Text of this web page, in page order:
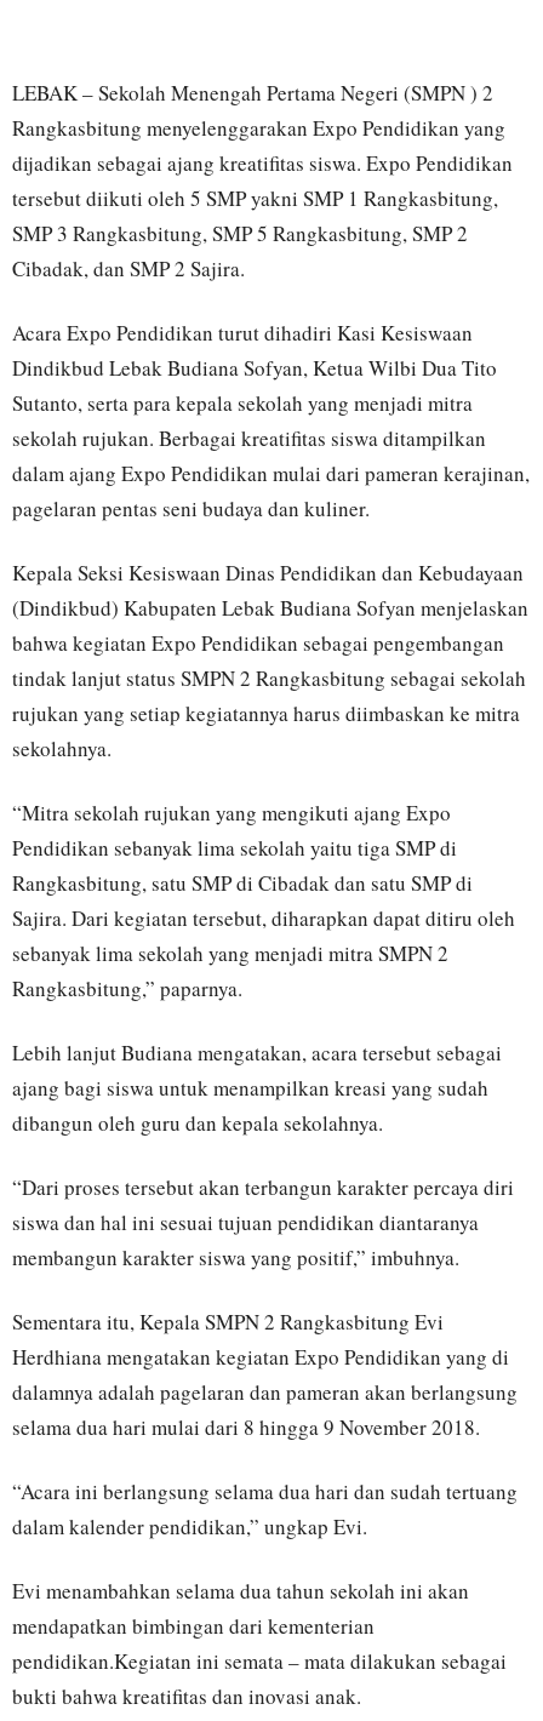
LEBAK – Sekolah Menengah Pertama Negeri (SMPN ) 2
Rangkasbitung menyelenggarakan Expo Pendidikan yang
dijadikan sebagai ajang kreatifitas siswa. Expo Pendidikan
tersebut diikuti oleh 5 SMP yakni SMP 1 Rangkasbitung,
SMP 3 Rangkasbitung, SMP 5 Rangkasbitung, SMP 2
Cibadak, dan SMP 2 Sajira.
Acara Expo Pendidikan turut dihadiri Kasi Kesiswaan
Dindikbud Lebak Budiana Sofyan, Ketua Wilbi Dua Tito
Sutanto, serta para kepala sekolah yang menjadi mitra
sekolah rujukan. Berbagai kreatifitas siswa ditampilkan
dalam ajang Expo Pendidikan mulai dari pameran kerajinan,
pagelaran pentas seni budaya dan kuliner.
Kepala Seksi Kesiswaan Dinas Pendidikan dan Kebudayaan
(Dindikbud) Kabupaten Lebak Budiana Sofyan menjelaskan
bahwa kegiatan Expo Pendidikan sebagai pengembangan
tindak lanjut status SMPN 2 Rangkasbitung sebagai sekolah
rujukan yang setiap kegiatannya harus diimbaskan ke mitra
sekolahnya.
“Mitra sekolah rujukan yang mengikuti ajang Expo
Pendidikan sebanyak lima sekolah yaitu tiga SMP di
Rangkasbitung, satu SMP di Cibadak dan satu SMP di
Sajira. Dari kegiatan tersebut, diharapkan dapat ditiru oleh
sebanyak lima sekolah yang menjadi mitra SMPN 2
Rangkasbitung,” paparnya.
Lebih lanjut Budiana mengatakan, acara tersebut sebagai
ajang bagi siswa untuk menampilkan kreasi yang sudah
dibangun oleh guru dan kepala sekolahnya.
“Dari proses tersebut akan terbangun karakter percaya diri
siswa dan hal ini sesuai tujuan pendidikan diantaranya
membangun karakter siswa yang positif,” imbuhnya.
Sementara itu, Kepala SMPN 2 Rangkasbitung Evi
Herdhiana mengatakan kegiatan Expo Pendidikan yang di
dalamnya adalah pagelaran dan pameran akan berlangsung
selama dua hari mulai dari 8 hingga 9 November 2018.
“Acara ini berlangsung selama dua hari dan sudah tertuang
dalam kalender pendidikan,” ungkap Evi.
Evi menambahkan selama dua tahun sekolah ini akan
mendapatkan bimbingan dari kementerian
pendidikan.Kegiatan ini semata – mata dilakukan sebagai
bukti bahwa kreatifitas dan inovasi anak.